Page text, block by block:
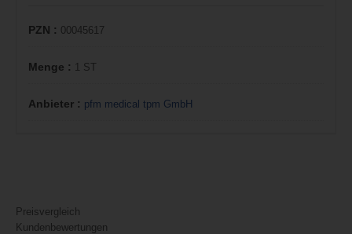
PZN : 00045617
Menge : 1 ST
Anbieter : pfm medical tpm GmbH
Preisvergleich
Kundenbewertungen